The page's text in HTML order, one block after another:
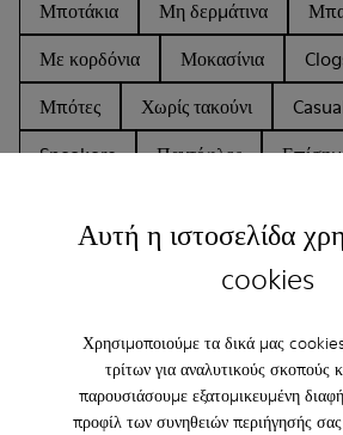
Αυτή η ιστοσελίδα
cookies
Χρησιμοποιούμε τα δικά μας
τρίτων για αναλυτικούς σκοπούς
παρουσιάσουμε εξατομικευμένη
προφίλ των συνηθειών περιήγησής
Μποτάκια Μη δερμάτινα
Με κορδόνια
Μοκασίνια
Μπότες
Χωρίς τακούνι
Sneakers
Παντόφλες
ΑΝΔΡΙΚΑ ΠΑΠΟΎΤΣΙΑ ΓΙΑ